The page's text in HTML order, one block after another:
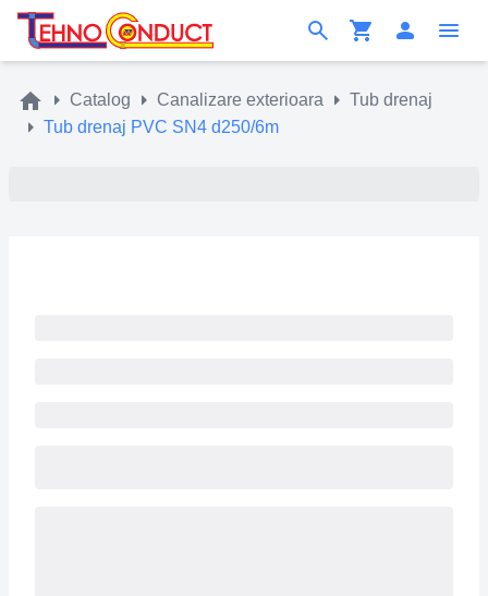
Catalog Canalizare exterioara
Tub drenaj
Tub drenaj PVC SN4 d250/6m